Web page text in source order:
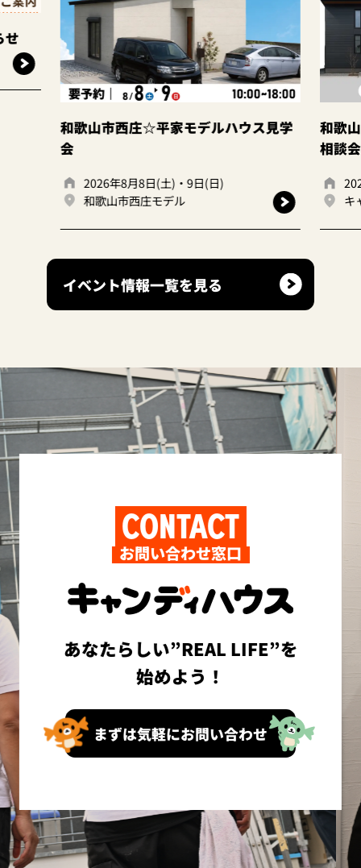
せ
和歌山市西庄☆平家モデルハウス見学
会
2026年8月8日(土)・9日(日)
和歌山市西庄モデル
和歌
相談
キ
イベント情報一覧を見る
CONTACT
お問い合わせ窓口
あなたらしい”REAL LIFE”を
始めよう！
まずは気軽にお問い合わせ